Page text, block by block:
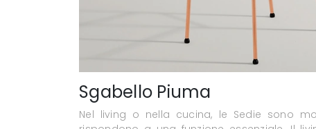
Sgabello Piuma
Nel living o nella cucina, le Sedie sono